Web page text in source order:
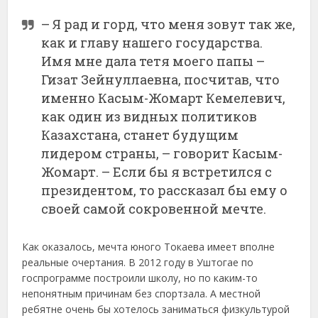
– Я рад и горд, что меня зовут так же,
как и главу нашего государства.
Имя мне дала тетя моего папы –
Гизат Зейнуллаевна, посчитав, что
именно Касым-Жомарт Кемелевич,
как один из видных политиков
Казахстана, станет будущим
лидером страны, – говорит Касым-
Жомарт. – Если бы я встретился с
президентом, то рассказал бы ему о
своей самой сокровенной мечте.
Как оказалось, мечта юного Токаева имеет вполне
реальные очертания. В 2012 году в Уштогае по
госпрограмме построили школу, но по каким-то
непонятным причинам без спортзала. А местной
ребятне очень бы хотелось заниматься физкультурой